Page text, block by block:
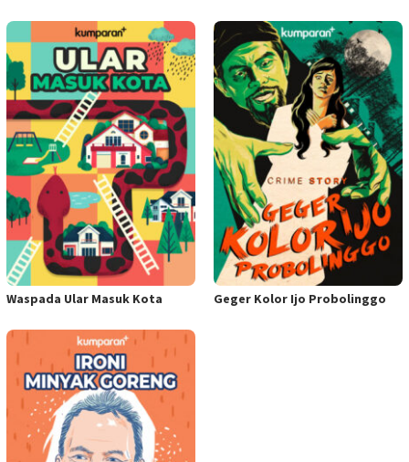
Waspada Ular Masuk Kota Geger Kolor Ijo Probolinggo